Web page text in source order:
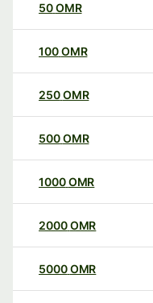
50OMR
100OMR
250OMR
500OMR
1000OMR
2000OMR
5000OMR